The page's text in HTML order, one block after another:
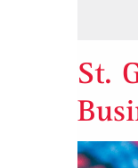
St.